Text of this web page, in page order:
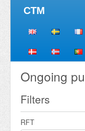
CTM
Ongoing
Filters
RFT